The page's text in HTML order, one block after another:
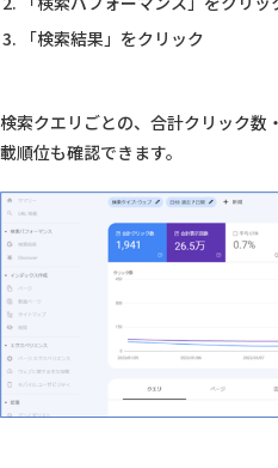
「検索結果」をクリック
検索クエリごとの、合計クリック数
載順位も確認できます。